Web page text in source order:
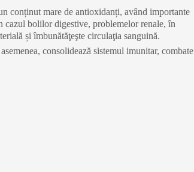
conținut mare de antioxidanți, având importante
cazul bolilor digestive, problemelor renale, în
și îmbunătăţeşte circulaţia sanguină.
consolidează sistemul imunitar, combate